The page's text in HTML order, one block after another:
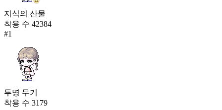
지식의 산물
착용 수 42384
#1
투명 무기
착용 수 3179